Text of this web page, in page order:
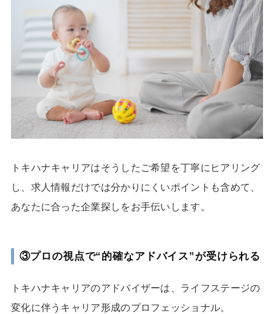
トキハナキャリアはそうしたご希望を丁寧にヒアリング
し、求人情報だけでは分かりにくいポイントも含めて、
あなたに合った企業探しをお手伝いします。
③プロの視点で“的確なアドバイス”が受けられる
トキハナキャリアのアドバイザーは、ライフステージの
変化に伴うキャリア形成のプロフェッショナル。